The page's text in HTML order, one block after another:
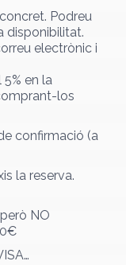
Podreu
disponibilitat.
electrònic i
5% en la
los
confirmació (a
la reserva.
NO